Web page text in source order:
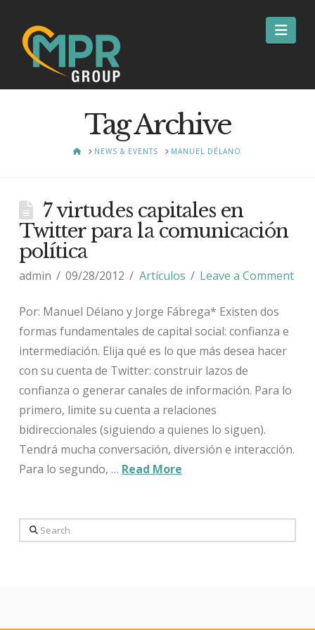
Tag Archive
HOMENEWS & EVENTS MANUEL DÉLANO
7 virtudes capitales en
Twitter para la comunicación
política
admin 09/28/2012 Artículos Leave a Comment
Por: Manuel Délano y Jorge Fábrega* Existen dos
formas fundamentales de capital social: confianza e
intermediación. Elija qué es lo que más desea hacer
con su cuenta de Twitter: construir lazos de
confianza o generar canales de información. Para lo
primero, limite su cuenta a relaciones
bidireccionales (siguiendo a quienes lo siguen).
Tendrá mucha conversación, diversión e interacción.
Para lo segundo, … Read More
Search